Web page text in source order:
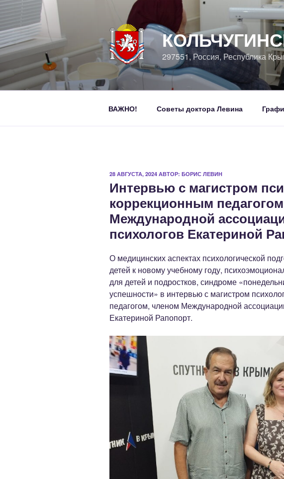
Перейти
содержимому
297551, Россия, Республика
ВАЖНО! Советы доктора Левина
ОПУБЛИКОВАНО
28 АВГУСТА, 2024 АВТОР: БОРИС ЛЕВИН
Интервью с магистром
коррекционным
Международной
психологов Екатериной
О медицинских аспектах психологической
детей к новому учебному году,
для детей и подростков, синдроме
успешности» в интервью с магистром
педагогом, членом Международной
Екатериной Рапопорт.